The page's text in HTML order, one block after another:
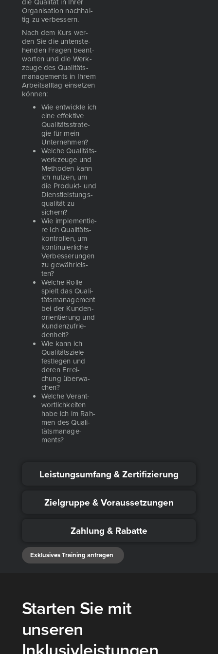
Leistungsumfang & Zertifizierung
Zielgruppe & Voraussetzungen
Zahlung & Rabatte
Orga­ni­sa­ti­on nach­hal­
tig zu ver­bes­sern.
Nach dem Kurs wer­
den Sie die unten­ste­
hen­den Fra­gen beant­
wor­ten und die Werk­
zeu­ge des Qua­li­täts­
ma­nage­ments in Ihrem
Arbeits­all­tag ein­set­zen
kön­nen:
Wie ent­wick­le ich
eine effek­ti­ve
Qua­li­täts­stra­te­
gie für mein
Unter­neh­men?
Wel­che Qua­li­täts­
werk­zeu­ge und
Metho­den kann
ich nut­zen, um
die Produkt- und
Dienst­leis­tungs­
qua­li­tät zu
sichern?
Wie imple­men­tie­
re ich Qua­li­täts­
kon­trol­len, um
kon­ti­nu­ier­li­che
Ver­bes­se­run­gen
zu gewähr­leis­
ten?
Wel­che Rol­le
spielt das Qua­li­
täts­ma­nage­ment
bei der Kun­den­
ori­en­tie­rung und
Kun­den­zu­frie­
den­heit?
Wie kann ich
Qua­li­täts­zie­le
fest­le­gen und
deren Errei­
chung über­wa­
chen?
Wel­che Ver­ant­
wort­lich­kei­ten
habe ich im Rah­
men des Qua­li­
täts­ma­nage­
ments?
Exklu­si­ves Trai­ning anfra­gen
Starten Sie mit
unseren